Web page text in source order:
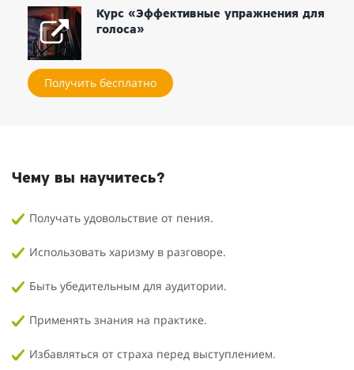
Курс «Эффективные упражнения для
голоса»
Получить бесплатно
Чему вы научитесь?
Получать удовольствие от пения.
Использовать харизму в разговоре.
Быть убедительным для аудитории.
Применять знания на практике.
Избавляться от страха перед выступлением.